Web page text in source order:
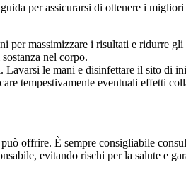
per assicurarsi di ottenere i
per massimizzare i risultati e ridurre
nel corpo.
le mani e disinfettare il sito di
tempestivamente eventuali effetti
offrire. È sempre consigliabile
evitando rischi per la salute e